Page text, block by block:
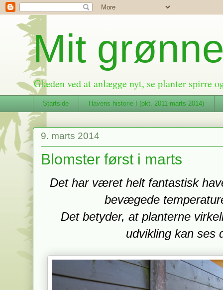
Mit
Glæden ved at anlægge nyt, se planter spirre
Startside Havens historie I (okt. 2011-marts 2014)
9. marts 2014
Blomster først i marts
Det har været helt fantastisk
bevægede
Det betyder, at planterne
udvikling kan ses